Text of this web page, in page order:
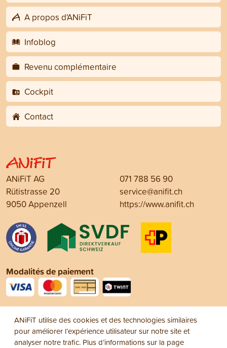
A propos d'ANiFiT
Infoblog
Revenu complémentaire
Cockpit
Contact
ANiFiT AG
Rütistrasse 20
9050 Appenzell
071 788 56 90
service@anifit.ch
https://www.anifit.ch
Modalités de paiement
ANiFiT utilise des cookies et des technologies similaires
pour améliorer l’expérience utilisateur sur notre site et
analyser notre trafic. Plus d’informations sur la page